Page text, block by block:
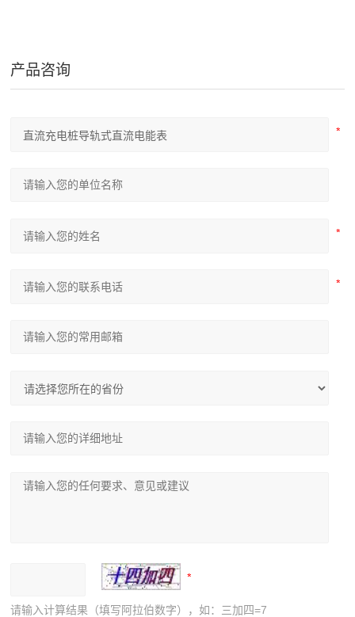
产品咨询
请输入计算结果（填写阿拉伯数字），如：三加四=7